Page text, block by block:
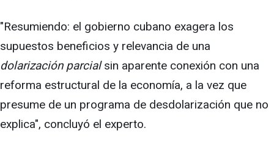
"Resumiendo: el gobierno cubano exagera los
supuestos beneficios y relevancia de una
dolarización parcialsin aparente conexión con una
reforma estructural de la economía, a la vez que
presume de un programa de desdolarización que no
explica", concluyó el experto.